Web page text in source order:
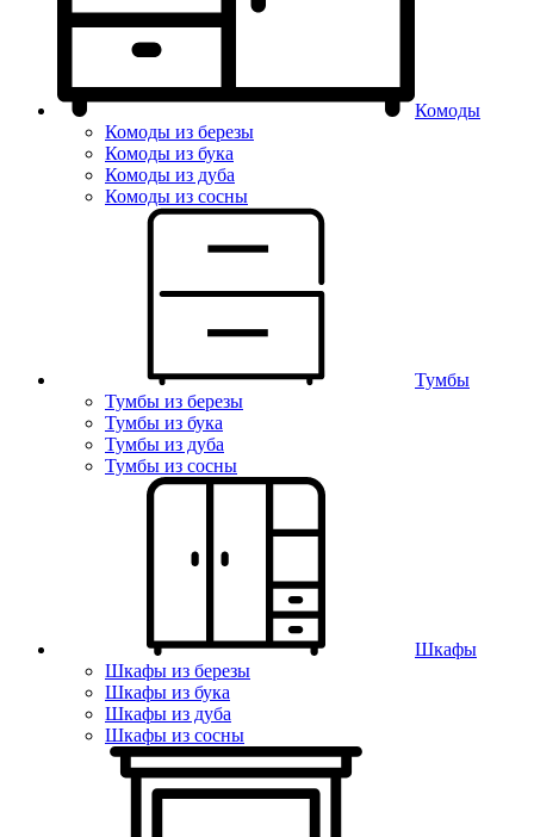
Комоды
Комоды из березы
Комоды из бука
Комоды из дуба
Комоды из сосны
Тумбы
Тумбы из березы
Тумбы из бука
Тумбы из дуба
Тумбы из сосны
Шкафы
Шкафы из березы
Шкафы из бука
Шкафы из дуба
Шкафы из сосны